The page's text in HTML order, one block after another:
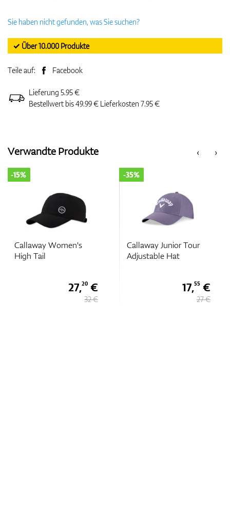
Sie haben nicht gefunden, was Sie suchen?
✓ Über 10.000 Produkte
Teile auf: Facebook
Lieferung 5.95 €
Bestellwert bis 49.99 € Lieferkosten 7.95 €
‹
Verwandte Produkte ›
Callaway Women's
High Tail
-15%
27,20€
32 €
Callaway Junior Tour
Adjustable Hat
-35%
17,55€
27 €